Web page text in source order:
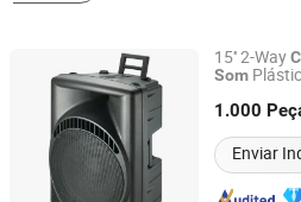
15'' 2-Way
Som
1.000
Enviar
Ningbo ASM Electronics
Zhejiang, China